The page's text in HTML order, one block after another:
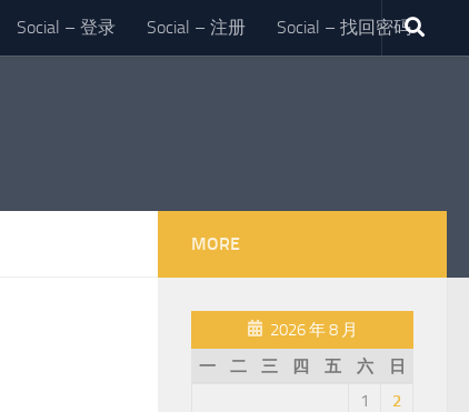
Social – 登录 Social – 注册 Social – 找回密码
MORE
2026 年 8 月
一
二 三 四 五 六
日
1
2